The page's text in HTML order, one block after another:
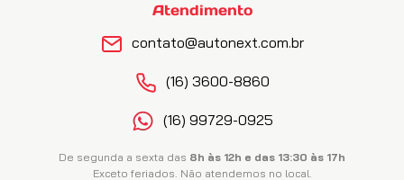
Atendimento
contato@autonext.com.br
(16) 3600-8860
(16) 99729-0925
De segunda a sexta das 8h às 12h e das 13:30 às 17h
Exceto feriados. Não atendemos no local.